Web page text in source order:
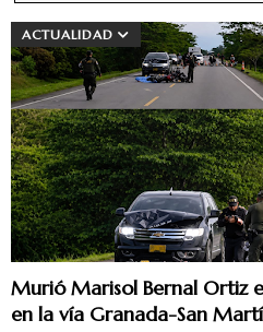
ACTUALIDAD
Murió Marisol Bernal Ortiz
en la vía Granada-San